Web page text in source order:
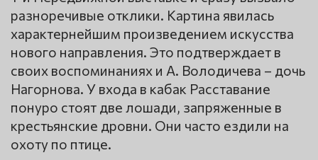
разноречивые отклики. Картина явилась
характернейшим произведением искусства
нового направления. Это подтверждает в
своих воспоминаниях и А. Володичева – дочь
Нагорнова. У входа в кабак Расставание
понуро стоят две лошади, запряженные в
крестьянские дровни. Они часто ездили на
охоту по птице.